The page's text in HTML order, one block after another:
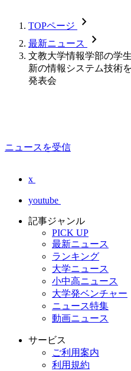
TOPページ chevron_forward
最新ニュース chevron_forward
文教大学情報学部の学
新の情報システム技術
発表会
ニュースを受信
x
youtube
記事ジャンル
PICK UP
最新ニュース
ランキング
大学ニュース
小中高ニュース
大学発ベンチャー
ニュース特集
動画ニュース
サービス
ご利用案内
利用規約